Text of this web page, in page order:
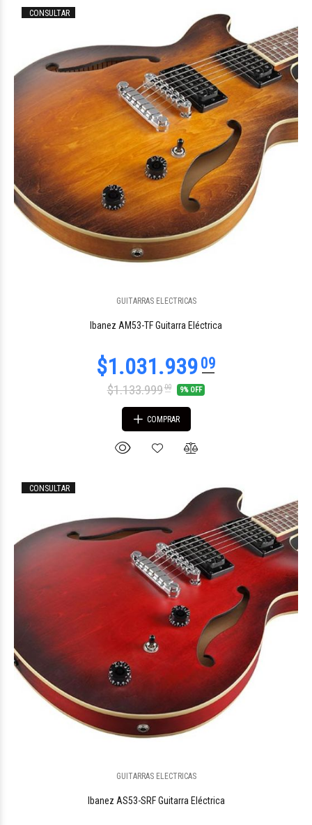
CONSULTAR
GUITARRAS ELECTRICAS
Ibanez AM53-TF Guitarra Eléctrica
$1.133.99900 9% OFF
COMPRAR
CONSULTAR
GUITARRAS ELECTRICAS
Ibanez AS53-SRF Guitarra Eléctrica
$560.23299
$627.17200